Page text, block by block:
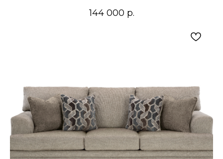
144 000 р.